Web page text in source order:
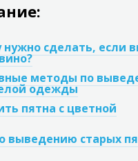
нужно сделать, если
методы по
одежды
пятна с цветной
выведению старых